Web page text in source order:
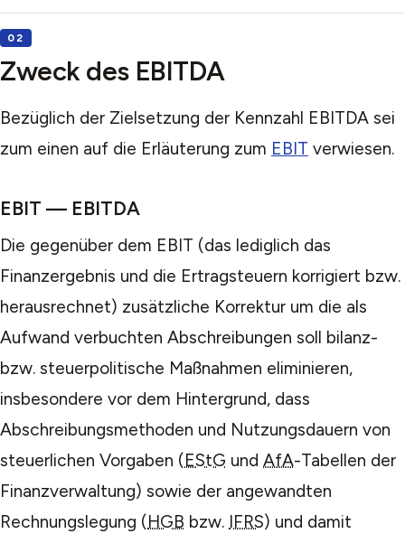
Zweck des EBITDA
Bezüglich der Zielsetzung der Kennzahl EBITDA sei
zum einen auf die Erläuterung zum EBIT verwiesen.
EBIT — EBITDA
Die gegenüber dem EBIT (das lediglich das
Finanzergebnis und die Ertragsteuern korrigiert bzw.
herausrechnet) zusätzliche Korrektur um die als
Aufwand verbuchten Abschreibungen soll bilanz-
bzw. steuerpolitische Maßnahmen eliminieren,
insbesondere vor dem Hintergrund, dass
Abschreibungsmethoden und Nutzungsdauern von
steuerlichen Vorgaben (EStG und AfA-Tabellen der
Finanzverwaltung) sowie der angewandten
Rechnungslegung (HGB bzw. IFRS) und damit